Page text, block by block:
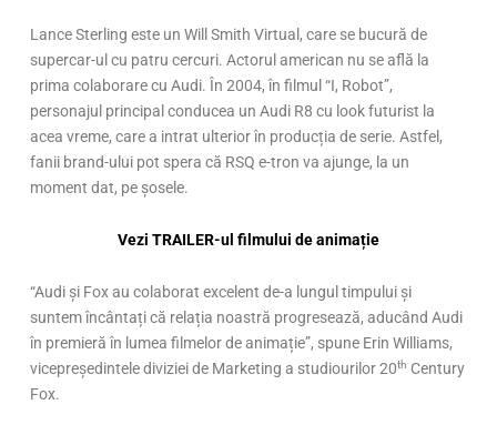
Lance Sterling este un Will Smith Virtual, care se bucură de
supercar-ul cu patru cercuri. Actorul american nu se află la
prima colaborare cu Audi. În 2004, în filmul “I, Robot”,
personajul principal conducea un Audi R8 cu look futurist la
acea vreme, care a intrat ulterior în producția de serie. Astfel,
fanii brand-ului pot spera că RSQ e-tron va ajunge, la un
moment dat, pe șosele.
Vezi TRAILER-ul filmului de animație
“Audi și Fox au colaborat excelent de-a lungul timpului și
suntem încântați că relația noastră progresează, aducând Audi
în premieră în lumea filmelor de animație”, spune Erin Williams,
vicepreședintele diviziei de Marketing a studiourilor 20th Century
Fox.